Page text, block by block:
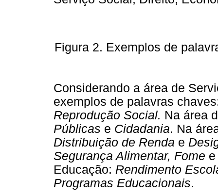
Figura 2. Exemplos de
Considerando a área de
exemplos de palavras
Reprodução Social. Na área
Públicas e Cidadania. Na
Distribuição de Renda e
Segurança Alimentar, Fome e
Educação: Rendimento
Programas Educacionais.